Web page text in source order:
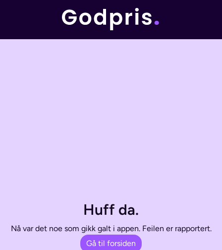
Huff da.
Nå var det noe som gikk galt i appen. Feilen er rapportert.
Gå til forsiden